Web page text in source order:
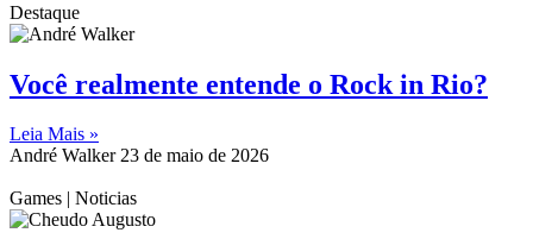
Destaque
Você realmente entende o Rock in Rio?
Leia Mais »
André Walker23 de maio de 2026
Games | Noticias